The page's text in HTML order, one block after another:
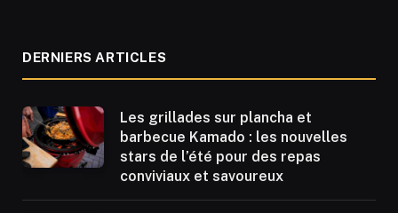
DERNIERS ARTICLES
Les grillades sur plancha et
barbecue Kamado : les nouvelles
stars de l’été pour des repas
conviviaux et savoureux